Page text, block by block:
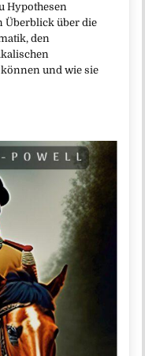
Hypothesen
Überblick über die
den
und wie sie